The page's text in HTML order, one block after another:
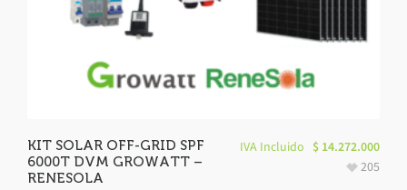
KIT SOLAR OFF-GRID SPF
6000T DVM GROWATT –
RENESOLA
IVA Incluido $ 14.272.000
205